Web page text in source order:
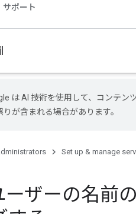
サポート
は AI 技術を使用して、コンテン
が含まれる場合があります。
Set up & manage
ザーの名前